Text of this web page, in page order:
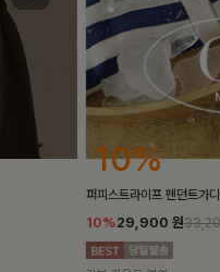
25%
밴스트라이프 스트링원피스
25%35,100 원